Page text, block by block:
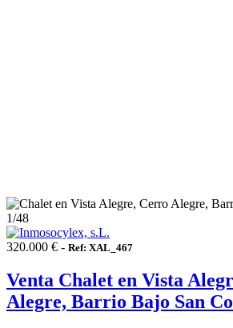
1/48
320.000 € - Ref: XAL_467
Venta Chalet en Vista
Alegre, Barrio Bajo San